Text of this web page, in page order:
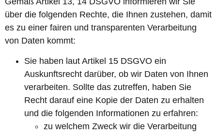
über die folgenden Rechte, die Ihnen zustehen, damit
es zu einer fairen und transparenten Verarbeitung
von Daten kommt:
Sie haben laut Artikel 15 DSGVO ein
Auskunftsrecht darüber, ob wir Daten von Ihnen
verarbeiten. Sollte das zutreffen, haben Sie
Recht darauf eine Kopie der Daten zu erhalten
und die folgenden Informationen zu erfahren:
zu welchem Zweck wir die Verarbeitung